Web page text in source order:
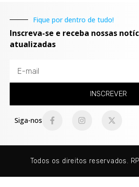
Fique por dentro de tudo!
Inscreva-se e receba nossas
atualizadas
INSCREVER
Siga-nos
Todos os direitos reservados.